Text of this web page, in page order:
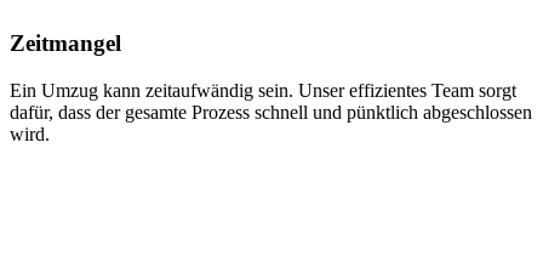
Zeitmangel
Ein Umzug kann zeitaufwändig sein. Unser effizientes Team sorgt
dafür, dass der gesamte Prozess schnell und pünktlich abgeschlossen
wird.